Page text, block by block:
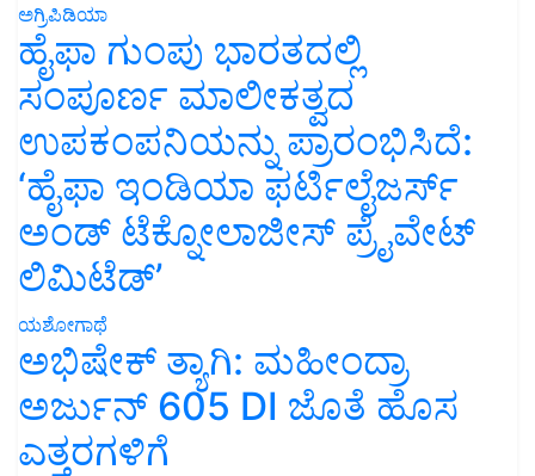
ಅಗ್ರಿಪಿಡಿಯಾ
ಹೈಫಾ ಗುಂಪು ಭಾರತದಲ್ಲಿ
ಸಂಪೂರ್ಣ ಮಾಲೀಕತ್ವದ
ಉಪಕಂಪನಿಯನ್ನು ಪ್ರಾರಂಭಿಸಿದೆ:
‘ಹೈಫಾ ಇಂಡಿಯಾ ಫರ್ಟಿಲೈಜರ್ಸ್
ಅಂಡ್ ಟೆಕ್ನೋಲಾಜೀಸ್ ಪ್ರೈವೇಟ್
ಲಿಮಿಟೆಡ್’
ಯಶೋಗಾಥೆ
ಅಭಿಷೇಕ್ ತ್ಯಾಗಿ: ಮಹೀಂದ್ರಾ
ಅರ್ಜುನ್ 605 DI ಜೊತೆ ಹೊಸ
ಎತ್ತರಗಳಿಗೆ